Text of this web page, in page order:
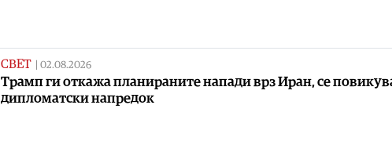
СВЕТ | 02.08.2026
Трамп ги откажа планираните напади врз Иран, се
дипломатски напредок